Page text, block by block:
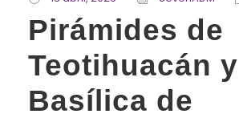
Pirámides de
Teotihuacán y
Basílica de